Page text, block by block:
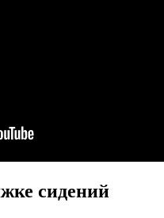
сидений